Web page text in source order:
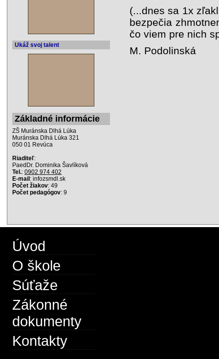
(...dnes sa 1x
bezpečia
čo viem pre nich
M. Podolinská
Ukáž svoj talent
Základné informácie
ZŠ Muránska Dlhá Lúka
Muránska Dlhá Lúka 321
050 01 Revúca
Riaditeľ:
PaedDr. Dominika Šavlíková
Tel.: 0902 974 402
E-mail : infozsmdl.sk
Počet žiakov: 49
Počet pedagógov: 9
Úvod
O škole
Súťaže
Zákonné
dokumenty
Kontakty